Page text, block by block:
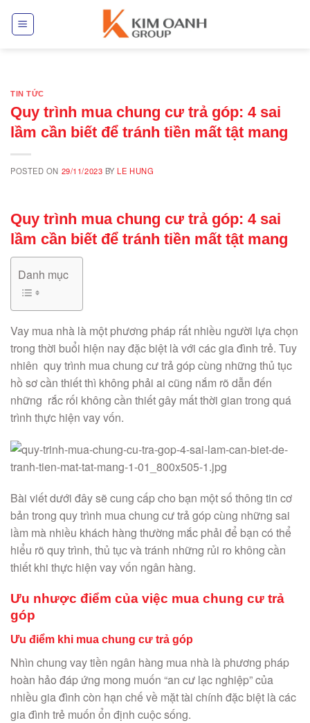
TIN TỨC
Quy trình mua chung cư trả góp: 4 sai
lầm cần biết để tránh tiền mất tật mang
POSTED ON 29/11/2023 BYLE HUNG
Quy trình mua chung cư trả góp: 4 sai
lầm cần biết để tránh tiền mất tật mang
Danh mục
Vay mua nhà là một phương pháp rất nhiều người lựa chọn
trong thời buổi hiện nay đặc biệt là với các gia đình trẻ. Tuy
nhiên quy trình mua chung cư trả góp cùng những thủ tục
hồ sơ cần thiết thì không phải ai cũng nắm rõ dẫn đến
những rắc rối không cần thiết gây mất thời gian trong quá
trình thực hiện vay vốn.
Bài viết dưới đây sẽ cung cấp cho bạn một số thông tin cơ
bản trong quy trình mua chung cư trả góp cùng những sai
lầm mà nhiều khách hàng thường mắc phải để bạn có thể
hiểu rõ quy trình, thủ tục và tránh những rủi ro không cần
thiết khi thực hiện vay vốn ngân hàng.
Ưu nhược điểm của việc mua chung cư trả
góp
Ưu điểm khi mua chung cư trả góp
Nhìn chung vay tiền ngân hàng mua nhà là phương pháp
hoàn hảo đáp ứng mong muốn “an cư lạc nghiệp” của
nhiều gia đình còn hạn chế về mặt tài chính đặc biệt là các
gia đình trẻ muốn ổn định cuộc sống.